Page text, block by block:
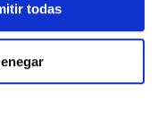
todas
a la pandemia de
natural y la electricidad